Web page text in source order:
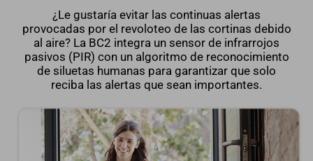
¿Le gustaría evitar las continuas alertas
provocadas por el revoloteo de las cortinas debido
al aire? La BC2 integra un sensor de infrarrojos
pasivos (PIR) con un algoritmo de reconocimiento
de siluetas humanas para garantizar que solo
reciba las alertas que sean importantes.